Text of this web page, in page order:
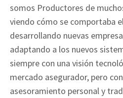
somos Productores de
viendo cómo se comportaba
desarrollando nuevas
adaptando a los nuevos
siempre con una visión
mercado asegurador, pero
asesoramiento personal y